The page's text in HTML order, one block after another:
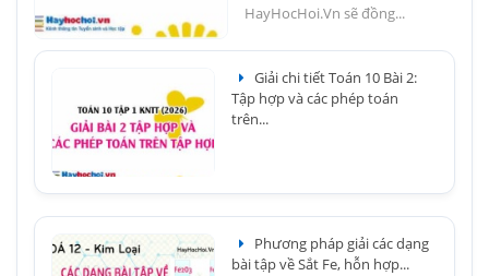
HayHocHoi.Vn sẽ đồng...
Giải chi tiết Toán 10 Bài 2:
Tập hợp và các phép toán
trên...
Phương pháp giải các dạng
bài tập về Sắt Fe, hỗn hợp...